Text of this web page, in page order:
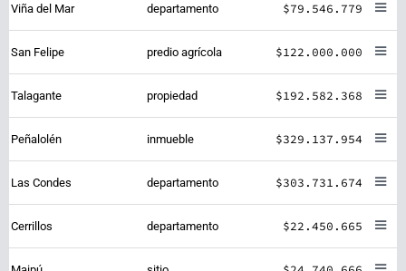
Viña del Mar departamento $79.546.779
San Felipe predio agrícola $122.000.000
Talagante propiedad $192.582.368
Peñalolén inmueble $329.137.954
Las Condes departamento $303.731.674
Cerrillos departamento $22.450.665